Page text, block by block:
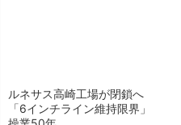
ルネサス高崎工場が閉鎖へ
「6インチライン維持限界」